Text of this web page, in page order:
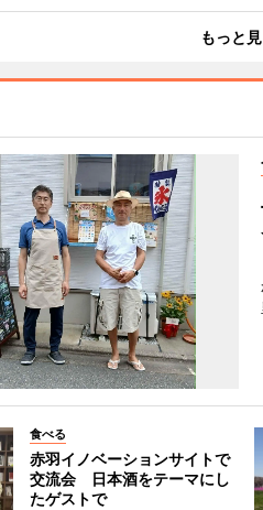
もっと
食べる
赤羽イノベーションサイトで
交流会 日本酒をテーマにし
たゲストで